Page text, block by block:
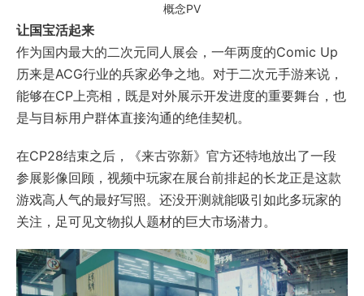
概念PV
让国宝活起来
作为国内最大的二次元同人展会，一年两度的Comic Up
历来是ACG行业的兵家必争之地。对于二次元手游来说，
能够在CP上亮相，既是对外展示开发进度的重要舞台，也
是与目标用户群体直接沟通的绝佳契机。
在CP28结束之后，《来古弥新》官方还特地放出了一段
参展影像回顾，视频中玩家在展台前排起的长龙正是这款
游戏高人气的最好写照。还没开测就能吸引如此多玩家的
关注，足可见文物拟人题材的巨大市场潜力。